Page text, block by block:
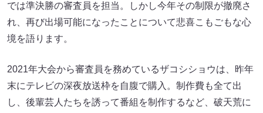
では準決勝の審査員を担当。しかし今年その制限が撤廃さ
れ、再び出場可能になったことについて悲喜こもごもな心
境を語ります。
2021年大会から審査員を務めているザコシショウは、昨年
末にテレビの深夜放送枠を自腹で購入。制作費も全て出
し、後輩芸人たちを誘って番組を制作するなど、破天荒に